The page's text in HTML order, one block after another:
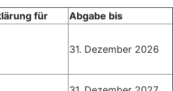
für
Abgabe bis
31. Dezember 2026